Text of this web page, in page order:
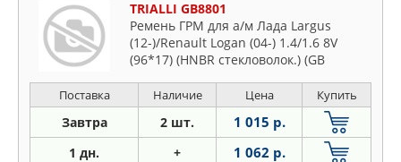
TRIALLI GB8801
Ремень ГРМ для а/м Лада Largus
(12-)/Renault Logan (04-) 1.4/1.6 8V
(96*17) (HNBR стекловолок.) (GB
Поставка Наличие Цена Купить
Завтра 2 шт. 1 015 р.
1 дн. + 1 062 р.